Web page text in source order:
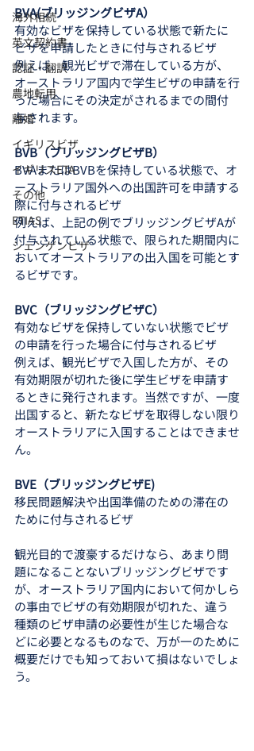
海外相続
英文契約書
認証・翻訳
農地転用
離婚
イギリスビザ
イギリスETA
その他
ETIAS
シェンゲンビザ
BVA(ブリッジングビザA）
有効なビザを保持している状態で新たに
ビザを申請したときに付与されるビザ
例えば、観光ビザで滞在している方が、
オーストラリア国内で学生ビザの申請を行
った場合にその決定がされるまでの間付
与されます。
BVB（ブリッジングビザB）
BVAまたはBVBを保持している状態で、オ
ーストラリア国外への出国許可を申請する
際に付与されるビザ
例えば、上記の例でブリッジングビザAが
付与されている状態で、限られた期間内に
おいてオーストラリアの出入国を可能とす
るビザです。
BVC（ブリッジングビザC）
有効なビザを保持していない状態でビザ
の申請を行った場合に付与されるビザ
例えば、観光ビザで入国した方が、その
有効期限が切れた後に学生ビザを申請す
るときに発行されます。当然ですが、一度
出国すると、新たなビザを取得しない限り
オーストラリアに入国することはできませ
ん。
BVE（ブリッジングビザE)
移民問題解決や出国準備のための滞在の
ために付与されるビザ
観光目的で渡豪するだけなら、あまり問
題になることないブリッジングビザです
が、オーストラリア国内において何かしら
の事由でビザの有効期限が切れた、違う
種類のビザ申請の必要性が生じた場合な
どに必要となるものなで、万が一のために
概要だけでも知っておいて損はないでしょ
う。